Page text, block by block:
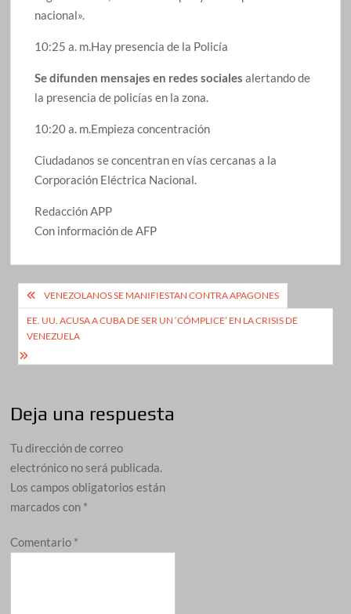
nacional».
10:25 a. m.Hay presencia de la Policía
Se difunden mensajes en redes sociales alertando de
la presencia de policías en la zona.
10:20 a. m.Empieza concentración
Ciudadanos se concentran en vías cercanas a la
Corporación Eléctrica Nacional.
Redacción APP
Con información de AFP
Navegación
de
entradas
VENEZOLANOS SE MANIFIESTAN CONTRA APAGONES
EE. UU. ACUSA A CUBA DE SER UN ‘CÓMPLICE’ EN LA CRISIS DE
VENEZUELA
Deja una respuesta
Tu dirección de correo
electrónico no será publicada.
Los campos obligatorios están
marcados con *
Comentario *